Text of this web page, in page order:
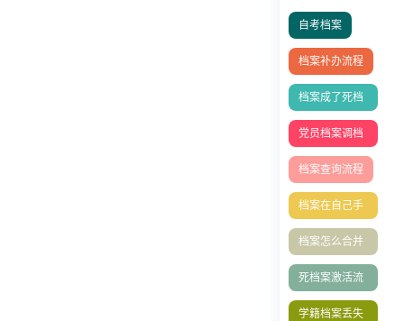
自考档案
档案补办流程
档案成了死档
去哪里激活
党员档案调档
函
档案查询流程
档案在自己手
里成死档如何
激活？
档案怎么合并
存档？
死档案激活流
程
学籍档案丢失